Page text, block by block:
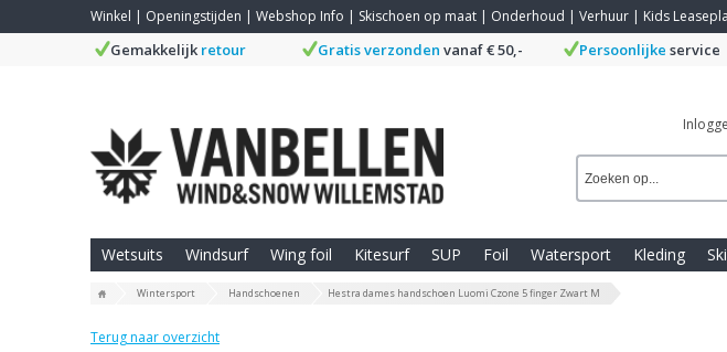
Winkel | Openingstijden | Webshop Info | Skischoen op maat | Onderhoud | Verhuur | Kids
Gemakkelijk retour Gratis verzonden vanaf € 50,- Persoonlijke service
Wetsuits Windsurf Wing foil Kitesurf SUP Foil Watersport Kleding
Wintersport Handschoenen Hestra dames handschoen Luomi Czone 5 finger Zwart M
Terug naar overzicht